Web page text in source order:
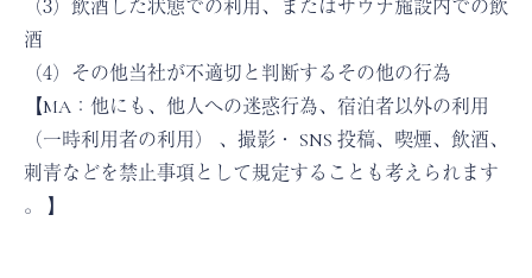
（3）飲酒した状態での利用、またはサウナ施設内での飲
酒
（4）その他当社が不適切と判断するその他の行為
【MA：他にも、他人への迷惑行為、宿泊者以外の利用
（一時利用者の利用） 、撮影・ SNS 投稿、喫煙、飲酒、
刺青などを禁止事項として規定することも考えられます
。 】